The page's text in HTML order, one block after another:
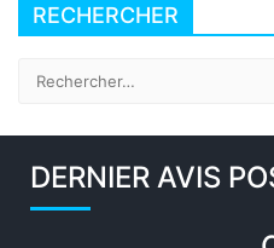
RECHERCHER
DERNIER AVIS